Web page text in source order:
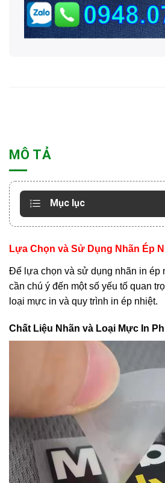
MÔ TẢ
Mục lục
Lựa Chọn và Sử Dụng Nhãn Ép
Để lựa chọn và sử dụng nhãn in ép
cần chú ý đến một số yếu tố quan
loại mực in và quy trình in ép nhiệt.
Chất Liệu Nhãn và Loại Mực In